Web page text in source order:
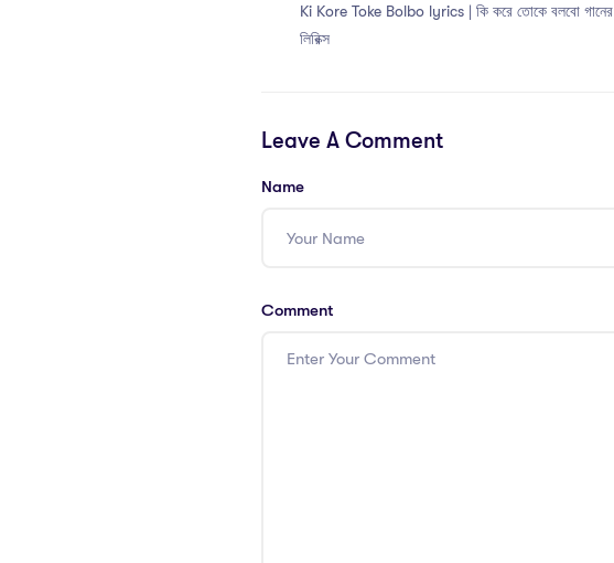
Ki Kore Toke Bolbo lyrics | কি করে তোকে বলবো গানের
লিরিক্স
Leave A Comment
Name
Comment